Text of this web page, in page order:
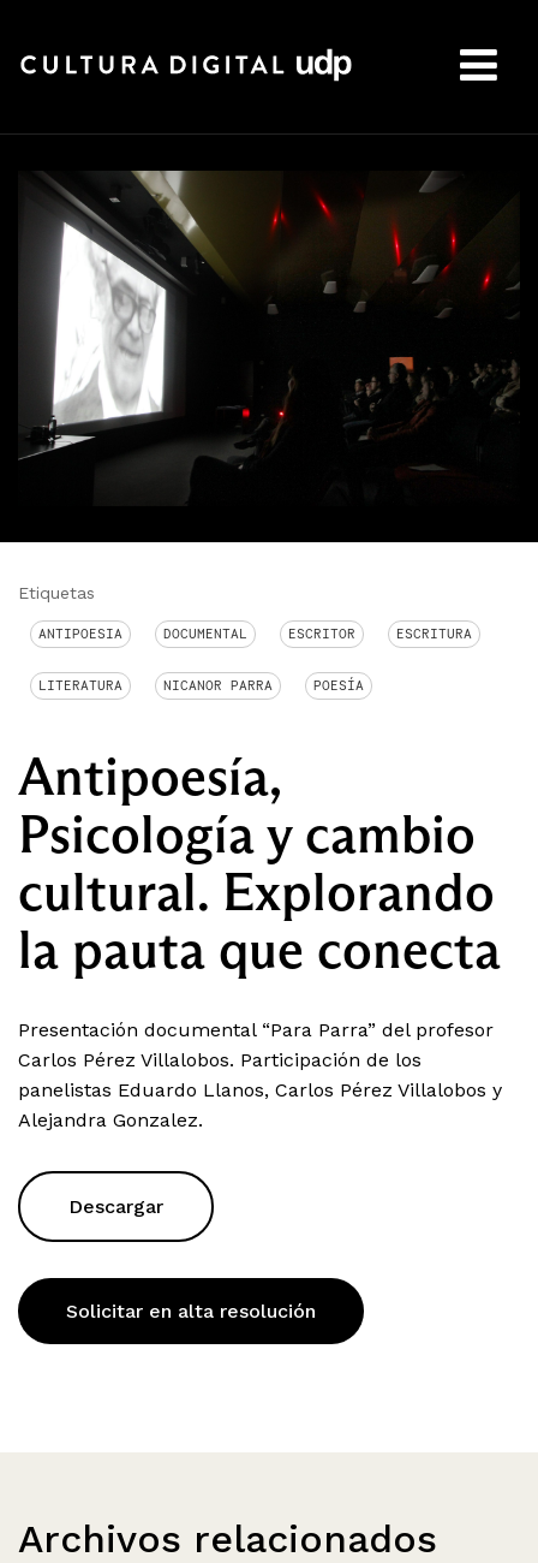
Etiquetas
ANTIPOESIA DOCUMENTAL ESCRITOR ESCRITURA
LITERATURA NICANOR PARRA POESÍA
Antipoesía,
Psicología y cambio
cultural. Explorando
la pauta que conecta
Presentación documental “Para Parra” del profesor
Carlos Pérez Villalobos. Participación de los
panelistas Eduardo Llanos, Carlos Pérez Villalobos y
Alejandra Gonzalez.
Descargar
Solicitar en alta resolución
Archivos relacionados